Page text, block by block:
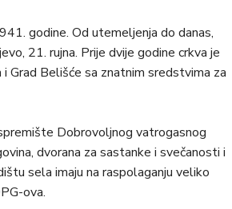
godine. Od utemeljenja do danas,
21. rujna. Prije dvije godine crkva je
Grad Belišće sa znatnim sredstvima za
Dobrovoljnog vatrogasnog
dvorana za sastanke i svečanosti i
sela imaju na raspolaganju veliko
ova.